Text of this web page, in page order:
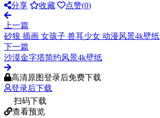
分享
收藏 点赞(0)
上一篇
砂狼 插画 女孩子 兽耳少女 动漫风景4k壁纸
下一篇
沙漠金字塔简约风景4k壁纸
高清原图登录后免费下载
登录后下载
扫码下载
查看预览